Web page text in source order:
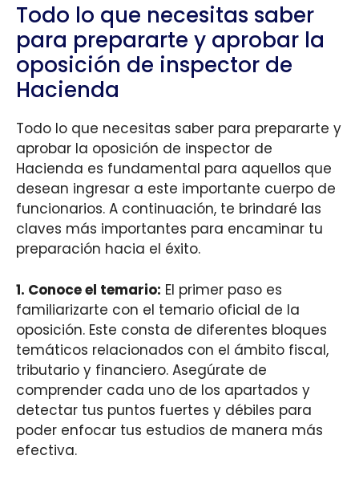
Todo lo que necesitas saber
para prepararte y aprobar la
oposición de inspector de
Hacienda
Todo lo que necesitas saber para prepararte y
aprobar la oposición de inspector de
Hacienda es fundamental para aquellos que
desean ingresar a este importante cuerpo de
funcionarios. A continuación, te brindaré las
claves más importantes para encaminar tu
preparación hacia el éxito.
1. Conoce el temario: El primer paso es
familiarizarte con el temario oficial de la
oposición. Este consta de diferentes bloques
temáticos relacionados con el ámbito fiscal,
tributario y financiero. Asegúrate de
comprender cada uno de los apartados y
detectar tus puntos fuertes y débiles para
poder enfocar tus estudios de manera más
efectiva.